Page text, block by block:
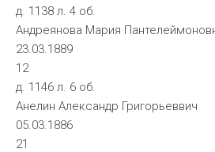
д. 1138 л. 4 об.
Андреянова Мария
23.03.1889
12
д. 1146 л. 6 об.
Анелин Александр Григорьеввич
05.03.1886
21